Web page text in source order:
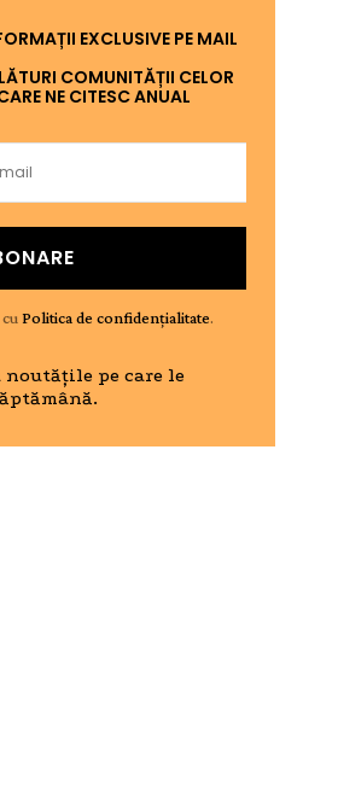
EXCLUSIVE PE MAIL
COMUNITĂȚII CELOR
NE CITESC ANUAL
Politica de confidențialitate.
pe care le